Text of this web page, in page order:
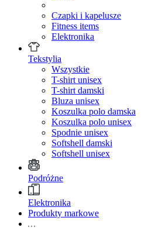
Czapki i kapelusze
Fitness items
Elektronika
Tekstylia
Wszystkie
T-shirt unisex
T-shirt damski
Bluza unisex
Koszulka polo damska
Koszulka polo unisex
Spodnie unisex
Softshell damski
Softshell unisex
Podróżne
Elektronika
Produkty markowe